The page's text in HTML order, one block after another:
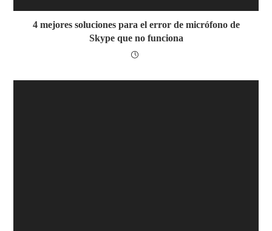
4 mejores soluciones para el error de micrófono de
Skype que no funciona